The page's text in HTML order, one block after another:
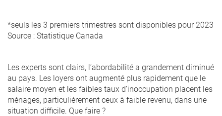
*seuls les 3 premiers trimestres sont disponibles pour 2023
Source : Statistique Canada
Les experts sont clairs, l’abordabilité a grandement diminué
au pays. Les loyers ont augmenté plus rapidement que le
salaire moyen et les faibles taux d’inoccupation placent les
ménages, particulièrement ceux à faible revenu, dans une
situation difficile. Que faire ?